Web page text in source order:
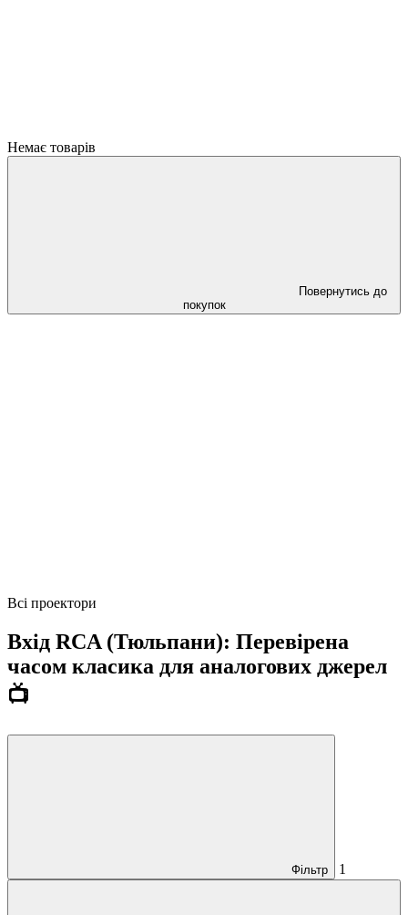
Немає товарів
Повернутись до
покупок
Всі проектори
Вхід RCA (Тюльпани): Перевірена
часом класика для аналогових джерел
📺
Фільтр 1